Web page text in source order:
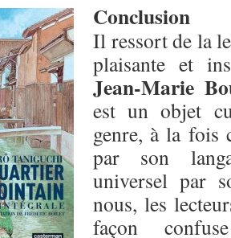
Conclusion
Il ressort de la
plaisante et
Jean-Marie
est un objet
genre, à la fois
par son
universel par
nous, les
façon